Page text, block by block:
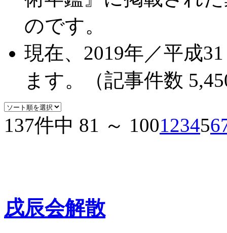
のです。
現在、2019年／平成
ます。（記事件数
137件中 81 ～ 100123456
戌辰会解散